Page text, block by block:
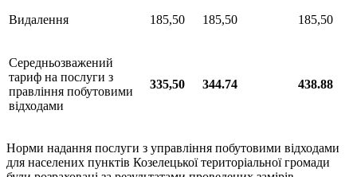
Видалення 185,50 185,50 185,50
Середньозважений
тариф на послуги з
правління побутовими
відходами
335,50 344.74 438.88
Норми надання послуги з управління побутовими відходами
для населених пунктів Козелецької територіальної громади